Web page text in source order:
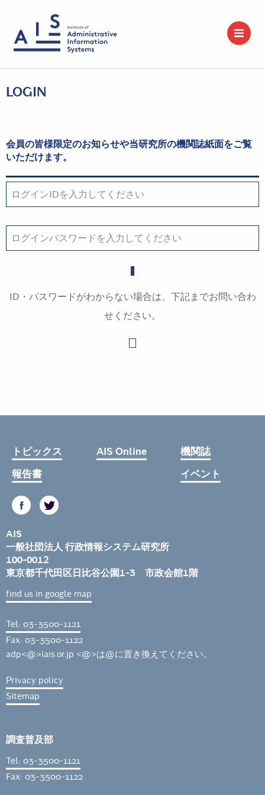
LOGIN
会員の皆様限定のお知らせや当研究所の機関誌紙面をご覧
いただけます。
ID・パスワードがわからない場合は、下記までお問い合わ
せください。
トピックス AIS Online
機関誌
報告書
イベント
AIS
一般社団法人 行政情報システム研究所
100-0012
東京都千代田区日比谷公園1-3 市政会館1階
find us in google map
Tel: 03-3500-1121
Fax: 03-3500-1122
adp<@>iais.or.jp <@>は@に置き換えてください。
Privacy policy
Sitemap
調査普及部
Tel: 03-3500-1121
Fax: 03-3500-1122